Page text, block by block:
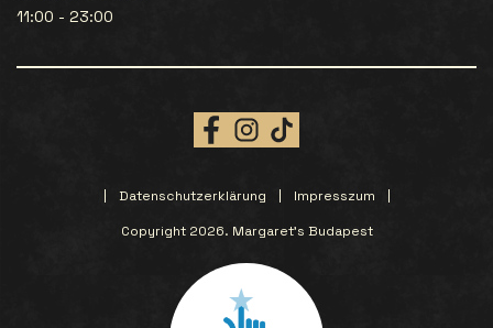
11:00 - 23:00
Datenschutzerklärung
Impresszum
Copyright 2026. Margaret’s Budapest